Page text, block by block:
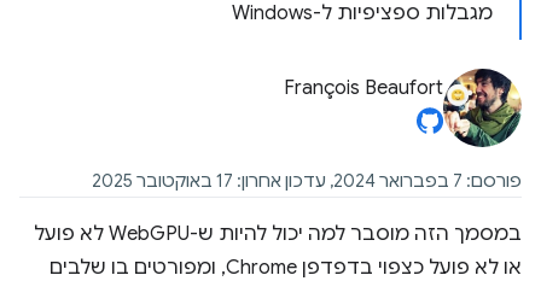
מגבלות ספציפיות ל-Windows
François Beaufort
פורסם: 7 בפברואר 2024, עדכון אחרון: 17 באוקטובר 2025
במסמך הזה מוסבר למה יכול להיות ש-WebGPU לא פועל
או לא פועל כצפוי בדפדפן Chrome, ומפורטים בו שלבים